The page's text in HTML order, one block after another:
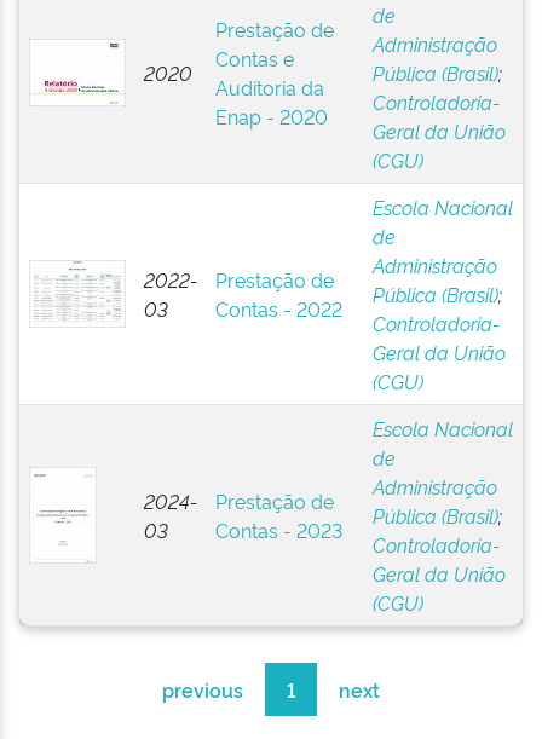
2020
Prestação de
Contas e
Auditoria da
Enap - 2020
de
Administração
Pública (Brasil);
Controladoria-
Geral da União
(CGU)
2022-
03
Prestação de
Contas - 2022
Escola Nacional
de
Administração
Pública (Brasil);
Controladoria-
Geral da União
(CGU)
2024-
03
Prestação de
Contas - 2023
Escola Nacional
de
Administração
Pública (Brasil);
Controladoria-
Geral da União
(CGU)
previous 1 next